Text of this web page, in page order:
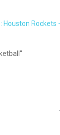
Houston Rockets